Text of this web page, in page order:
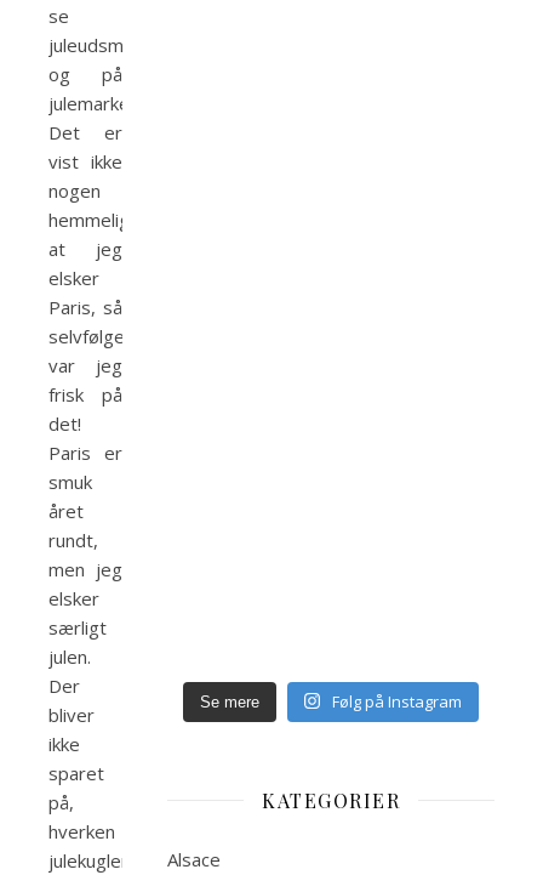
se
juleudsmykningen
og på
julemarked.
Det er
vist ikke
nogen
hemmelighed,
at jeg
elsker
Paris, så
selvfølgelig
var jeg
frisk på
det!
Paris er
smuk
året
rundt,
men jeg
elsker
særligt
julen.
Der
bliver
ikke
sparet
på,
hverken
julekugler,
Se mere Følg på Instagram
KATEGORIER
Alsace